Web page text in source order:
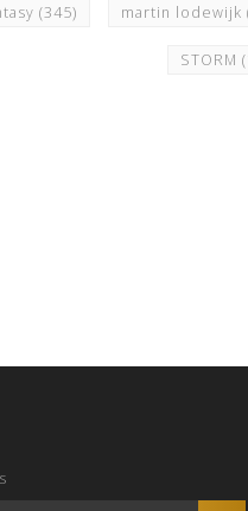
(345) martin lodewijk
STORM